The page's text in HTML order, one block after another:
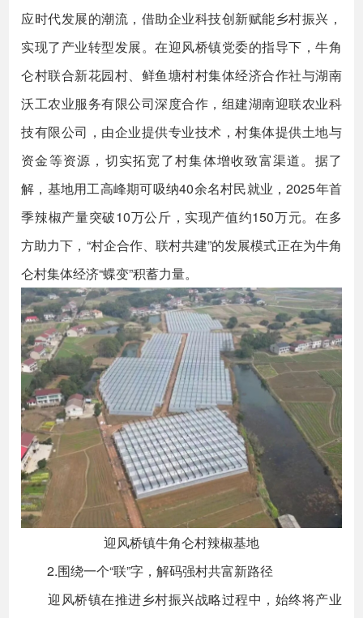
应时代发展的潮流，借助企业科技创新赋能乡村振兴，
实现了产业转型发展。在迎风桥镇党委的指导下，牛角
仑村联合新花园村、鲜鱼塘村村集体经济合作社与湖南
沃工农业服务有限公司深度合作，组建湖南迎联农业科
技有限公司，由企业提供专业技术，村集体提供土地与
资金等资源，切实拓宽了村集体增收致富渠道。据了
解，基地用工高峰期可吸纳40余名村民就业，2025年首
季辣椒产量突破10万公斤，实现产值约150万元。在多
方助力下，“村企合作、联村共建”的发展模式正在为牛角
仑村集体经济“蝶变”积蓄力量。
迎风桥镇牛角仑村辣椒基地
2.围绕一个“联”字，解码强村共富新路径
迎风桥镇在推进乡村振兴战略过程中，始终将产业